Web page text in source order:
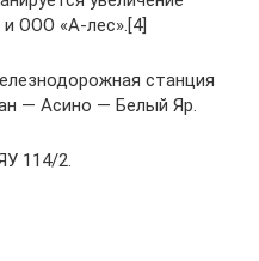
и ООО «А-лес».[4]
станция
— Асино — Белый Яр.
114/2.